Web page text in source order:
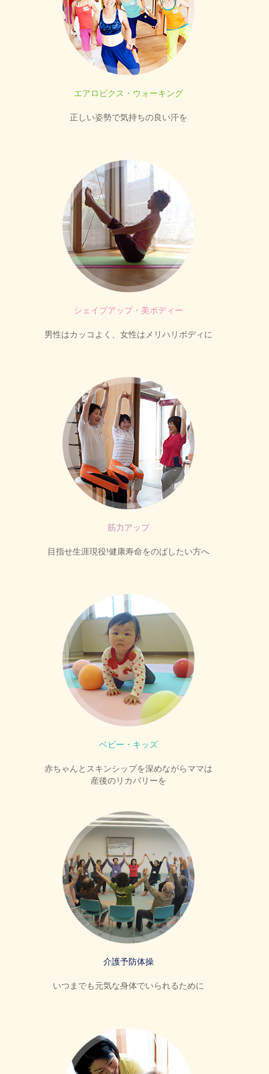
エアロビクス・ウォーキング
正しい姿勢で気持ちの良い汗を
シェイプアップ・美ボディー
男性はカッコよく、女性はメリハリボディに
筋力アップ
目指せ生涯現役!健康寿命をのばしたい方へ
ベビー・キッズ
赤ちゃんとスキンシップを深めながらママは
産後のリカバリーを
介護予防体操
いつまでも元気な身体でいられるために